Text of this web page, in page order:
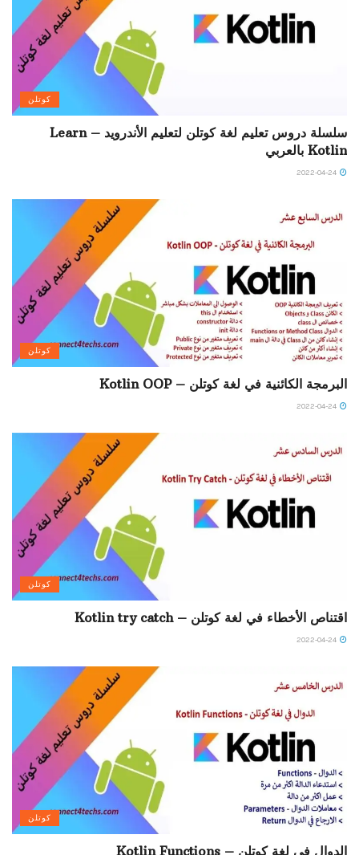
كوتلن
سلسلة دروس تعليم لغة كوتلن لتعليم الأندرويد – Learn
Kotlin بالعربي
كوتلن
البرمجة الكائنية في لغة كوتلن – Kotlin OOP
كوتلن
اقتناص الأخطاء في لغة كوتلن – Kotlin try catch
كوتلن
الدوال في لغة كوتلن – Kotlin Functions